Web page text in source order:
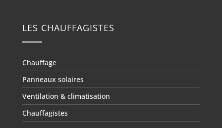
LES CHAUFFAGISTES
Chauffage
Panneaux solaires
Ventilation & climatisation
Chauffagistes